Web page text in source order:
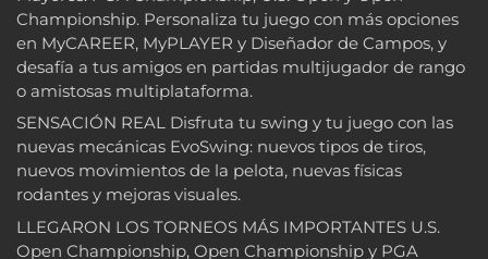
Championship. Personaliza tu juego con más opciones
en MyCAREER, MyPLAYER y Diseñador de Campos, y
desafía a tus amigos en partidas multijugador de rango
o amistosas multiplataforma.
SENSACIÓN REAL Disfruta tu swing y tu juego con las
nuevas mecánicas EvoSwing: nuevos tipos de tiros,
nuevos movimientos de la pelota, nuevas físicas
rodantes y mejoras visuales.
LLEGARON LOS TORNEOS MÁS IMPORTANTES U.S.
Open Championship, Open Championship y PGA